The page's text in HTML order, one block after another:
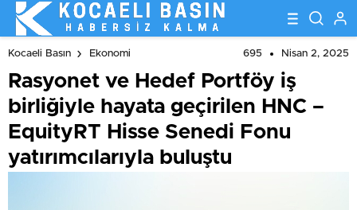
buluştu
Kocaeli Basın Ekonomi 695 Nisan 2, 2025
Rasyonet ve Hedef Portföy iş
birliğiyle hayata geçirilen HNC –
EquityRT Hisse Senedi Fonu
yatırımcılarıyla buluştu